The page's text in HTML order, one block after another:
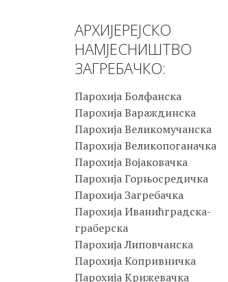
АРХИЈЕРЕЈСКО
НАМЈЕСНИШТВО
ЗАГРЕБАЧКО:
Парохија Болфанска
Парохија Вараждинска
Парохија Великомучанска
Парохија Великопоганачка
Парохија Војаковачка
Парохија Горњосредичка
Парохија Загребачка
Парохија Иванићградска-
граберска
Парохија Липовчанска
Парохија Копривничка
Парохија Крижевачка